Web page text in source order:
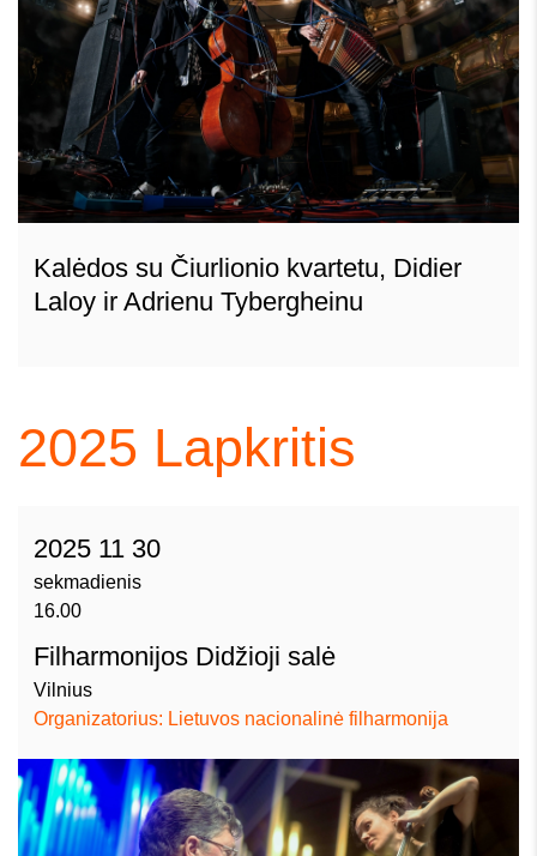
Kalėdos su Čiurlionio kvartetu, Didier
Laloy ir Adrienu Tybergheinu
2025 Lapkritis
2025 11 30
sekmadienis
16.00
Filharmonijos Didžioji salė
Vilnius
Organizatorius: Lietuvos nacionalinė filharmonija